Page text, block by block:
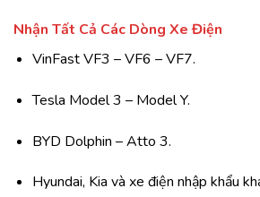
Nhận Tất Cả Các Dòng Xe Điện
VinFast VF3 – VF6 – VF7.
Tesla Model 3 – Model Y.
BYD Dolphin – Atto 3.
Hyundai, Kia và xe điện nhập khẩu